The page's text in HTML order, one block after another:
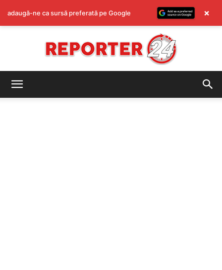
adaugă-ne ca sursă preferată pe Google ×